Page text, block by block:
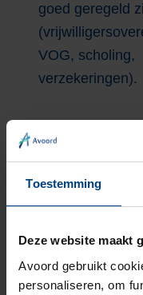
Toestemming
Deze website maakt
Avoord gebruikt
personaliseren, om
goed geregeld
VOG, scholing,
verzekeringen).
duofietsen voor u
Reageer dan
één van onze